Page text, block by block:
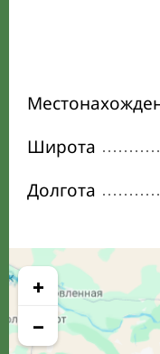
Широта
Долгота
+
−